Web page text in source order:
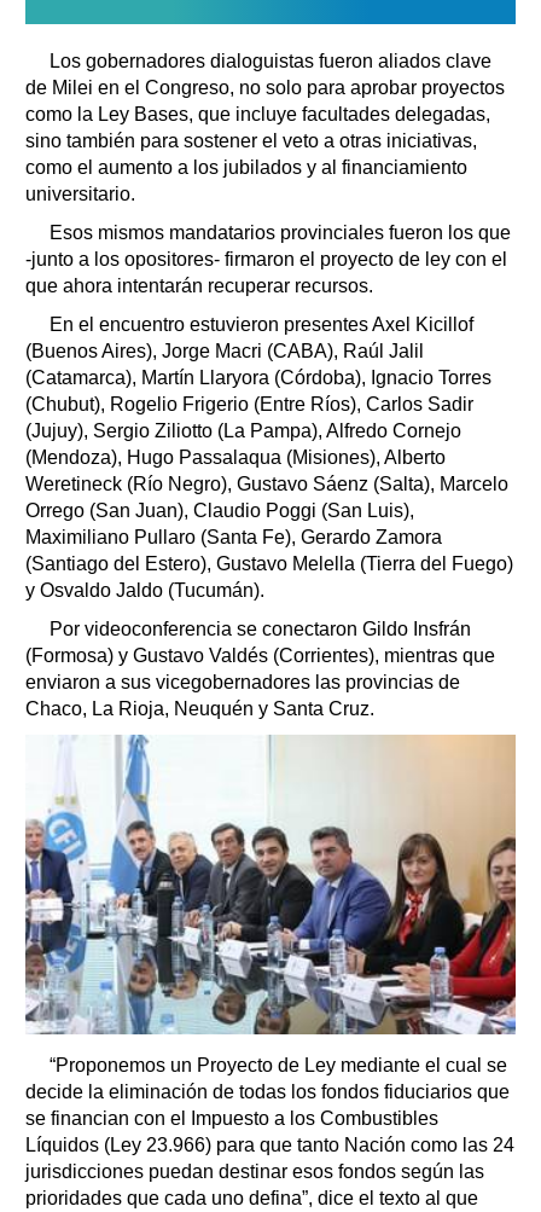
Los gobernadores dialoguistas fueron aliados clave
de Milei en el Congreso, no solo para aprobar proyectos
como la Ley Bases, que incluye facultades delegadas,
sino también para sostener el veto a otras iniciativas,
como el aumento a los jubilados y al financiamiento
universitario.
Esos mismos mandatarios provinciales fueron los que
-junto a los opositores- firmaron el proyecto de ley con el
que ahora intentarán recuperar recursos.
En el encuentro estuvieron presentes Axel Kicillof
(Buenos Aires), Jorge Macri (CABA), Raúl Jalil
(Catamarca), Martín Llaryora (Córdoba), Ignacio Torres
(Chubut), Rogelio Frigerio (Entre Ríos), Carlos Sadir
(Jujuy), Sergio Ziliotto (La Pampa), Alfredo Cornejo
(Mendoza), Hugo Passalaqua (Misiones), Alberto
Weretineck (Río Negro), Gustavo Sáenz (Salta), Marcelo
Orrego (San Juan), Claudio Poggi (San Luis),
Maximiliano Pullaro (Santa Fe), Gerardo Zamora
(Santiago del Estero), Gustavo Melella (Tierra del Fuego)
y Osvaldo Jaldo (Tucumán).
Por videoconferencia se conectaron Gildo Insfrán
(Formosa) y Gustavo Valdés (Corrientes), mientras que
enviaron a sus vicegobernadores las provincias de
Chaco, La Rioja, Neuquén y Santa Cruz.
“Proponemos un Proyecto de Ley mediante el cual se
decide la eliminación de todas los fondos fiduciarios que
se financian con el Impuesto a los Combustibles
Líquidos (Ley 23.966) para que tanto Nación como las 24
jurisdicciones puedan destinar esos fondos según las
prioridades que cada uno defina”, dice el texto al que